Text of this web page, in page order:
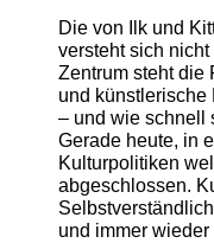
Die von Ilk und
versteht sich
Zentrum steht die
und künstlerische
– und wie schnell
Gerade heute, in
Kulturpolitiken
abgeschlossen.
und immer